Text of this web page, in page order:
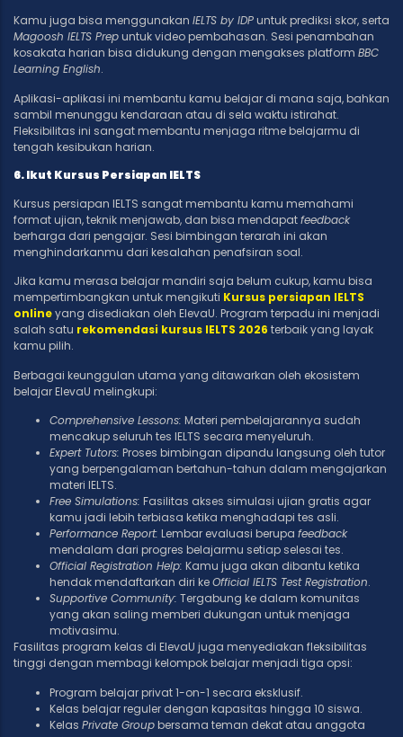
Kamu juga bisa menggunakan IELTS by IDPuntuk prediksi skor, serta
Magoosh IELTS Prepuntuk video pembahasan. Sesi penambahan
kosakata harian bisa didukung dengan mengakses platform BBC
Learning English.
Aplikasi-aplikasi ini membantu kamu belajar di mana saja, bahkan
sambil menunggu kendaraan atau di sela waktu istirahat.
Fleksibilitas ini sangat membantu menjaga ritme belajarmu di
tengah kesibukan harian.
6. Ikut Kursus Persiapan IELTS
Kursus persiapan IELTS sangat membantu kamu memahami
format ujian, teknik menjawab, dan bisa mendapatfeedback
berharga dari pengajar. Sesi bimbingan terarah ini akan
menghindarkanmu dari kesalahan penafsiran soal.
Jika kamu merasa belajar mandiri saja belum cukup, kamu bisa
mempertimbangkan untuk mengikuti Kursus persiapan IELTS
onlineyang disediakan oleh ElevaU. Program terpadu ini menjadi
salah satu rekomendasi kursus IELTS 2026 terbaik yang layak
kamu pilih.
Berbagai keunggulan utama yang ditawarkan oleh ekosistem
belajar ElevaU melingkupi:
Comprehensive Lessons: Materi pembelajarannya sudah
mencakup seluruh tes IELTS secara menyeluruh.
Expert Tutors: Proses bimbingan dipandu langsung oleh tutor
yang berpengalaman bertahun-tahun dalam mengajarkan
materi IELTS.
Free Simulations: Fasilitas akses simulasi ujian gratis agar
kamu jadi lebih terbiasa ketika menghadapi tes asli.
Performance Report: Lembar evaluasi berupa feedback
mendalam dari progres belajarmu setiap selesai tes.
Official Registration Help: Kamu juga akan dibantu ketika
hendak mendaftarkan diri keOfficial IELTS Test Registration.
Supportive Community: Tergabung ke dalam komunitas
yang akan saling memberi dukungan untuk menjaga
motivasimu.
Fasilitas program kelas di ElevaU juga menyediakan fleksibilitas
tinggi dengan membagi kelompok belajar menjadi tiga opsi:
Program belajar privat 1-on-1 secara eksklusif.
Kelas belajar reguler dengan kapasitas hingga 10 siswa.
Kelas Private Groupbersama teman dekat atau anggota